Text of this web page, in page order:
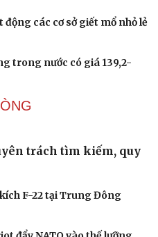
phức tạp, xử lý gần
các cơ sở giết mổ nhỏ lẻ
trong nước có giá 139,2-